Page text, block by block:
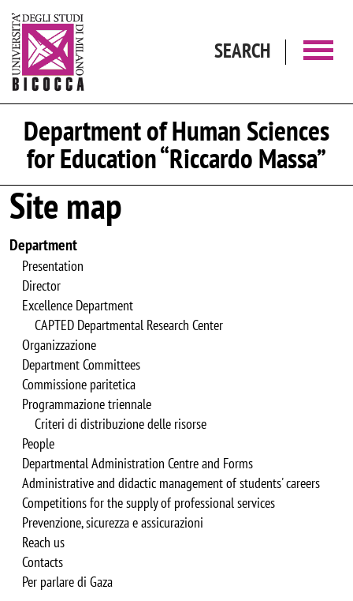
SEARCH
Department of Human Sciences
for Education “Riccardo Massa”
Site map
Department
Presentation
Director
Excellence Department
CAPTED Departmental Research Center
Organizzazione
Department Committees
Commissione paritetica
Programmazione triennale
Criteri di distribuzione delle risorse
People
Departmental Administration Centre and Forms
Administrative and didactic management of students' careers
Competitions for the supply of professional services
Prevenzione, sicurezza e assicurazioni
Reach us
Contacts
Per parlare di Gaza